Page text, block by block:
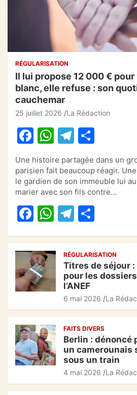
RÉGULARISATION
Il lui propose 12 000 € pour
blanc, elle refuse : son
cauchemar
25 juillet 2026 La Rédaction
F
a
c
e
b
o
o
k
W
at
s
A
p
p
T
el
e
gr
a
m
ar
ta
g
er
Une histoire partagée dans un
parisien fait beaucoup réagir.
le gardien de son immeuble lui
marier avec son fils contre…
F
c
e
b
o
o
k
W
at
s
A
p
p
T
gr
a
m
g
er
RÉGULARISATION
Titres de séjour
pour les
l’ANEF
6 mai 2026 La
FAITS DIVERS
Berlin :
un camerounais
sous un train
4 mai 2026 La